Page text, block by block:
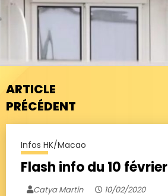
ARTICLE
PRÉCÉDENT
Infos HK/Macao
Flash info du 10 février
Catya Martin 10/02/2020